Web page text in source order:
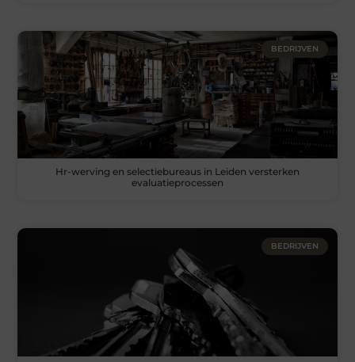
BEDRIJVEN
Hr-werving en selectiebureaus in Leiden versterken
evaluatieprocessen
BEDRIJVEN